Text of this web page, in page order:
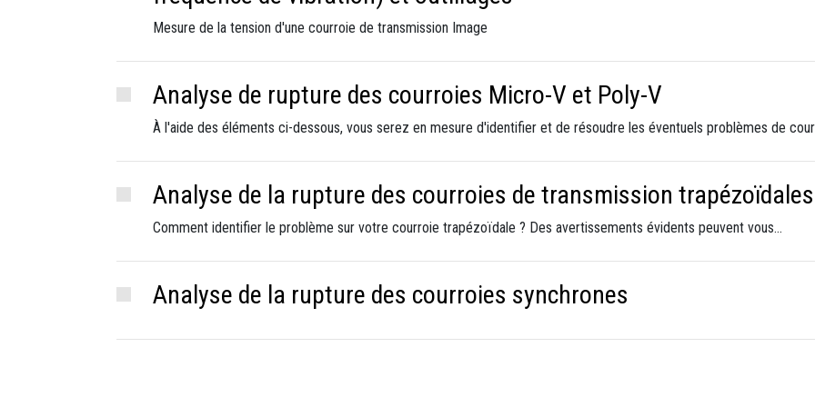
Mesure de la tension d'une courroie de transmission Image
Analyse de rupture des courroies Micro-V et Poly-V
À l'aide des éléments ci-dessous, vous serez en mesure d'identifier et de résoudre les éventuels problèmes de
Analyse de la rupture des courroies de transmission trapézoïdales
Comment identifier le problème sur votre courroie trapézoïdale ? Des avertissements évidents peuvent vous…
Analyse de la rupture des courroies synchrones